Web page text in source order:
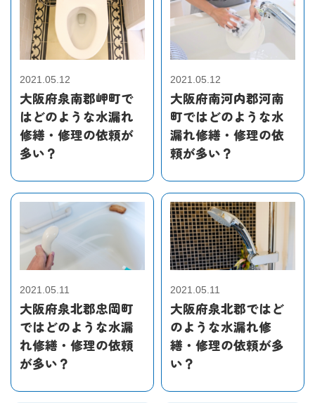
2021.05.12
大阪府泉南郡岬町で
はどのような水漏れ
修繕・修理の依頼が
多い？
2021.05.12
大阪府南河内郡河南
町ではどのような水
漏れ修繕・修理の依
頼が多い？
2021.05.11
大阪府泉北郡忠岡町
ではどのような水漏
れ修繕・修理の依頼
が多い？
2021.05.11
大阪府泉北郡ではど
のような水漏れ修
繕・修理の依頼が多
い？